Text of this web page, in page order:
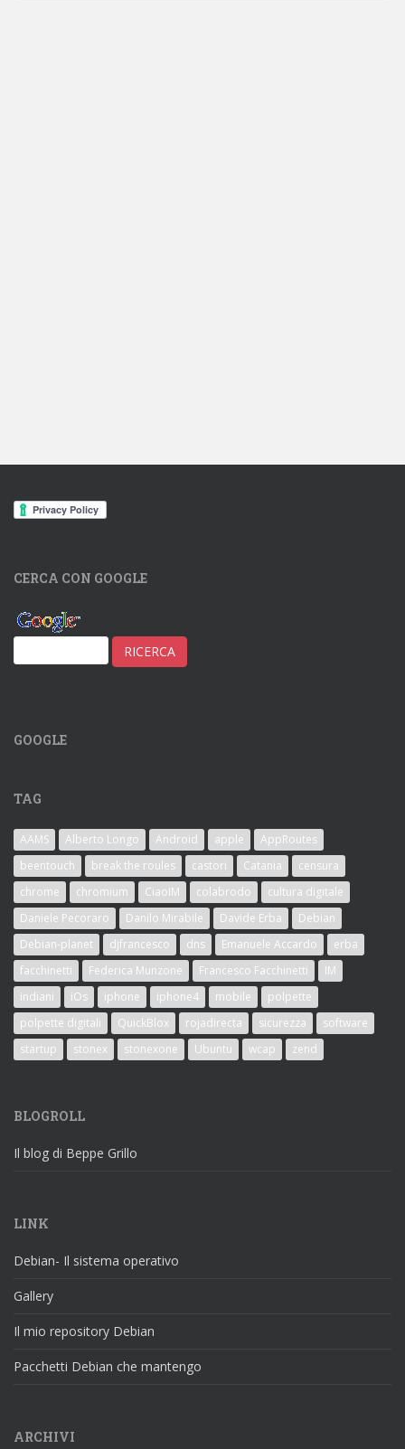
CERCA CON GOOGLE
GOOGLE
TAG
AAMS Alberto Longo Android apple
AppRoutes
beentouch
break the roules castori Catania
censura
chrome
chromium CiaoIM colabrodo
cultura digitale
Daniele Pecoraro
Danilo Mirabile Davide Erba
Debian
Debian-planet
djfrancesco dns Emanuele Accardo
erba
facchinetti
Federica Munzone Francesco Facchinetti
IM
indiani
iOs iphone iphone4 mobile
polpette
polpette digitali
QuickBlox rojadirecta sicurezza
software
startup
stonex stonexone Ubuntu wcap zend
BLOGROLL
Il blog di Beppe Grillo
LINK
Debian- Il sistema operativo
Gallery
Il mio repository Debian
Pacchetti Debian che mantengo
ARCHIVI